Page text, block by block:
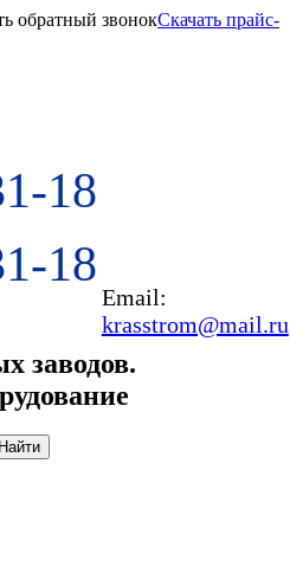
обратный звонокСкачать прайс-
18
18
Email:
krasstrom@mail.ru
заводов.